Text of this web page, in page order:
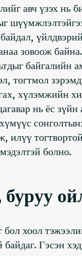
авч үзэх нь
зовоож
байгалийн
тогтмол
хүлэмжийн
нь ёс
болно.
хоол
Гэсэн